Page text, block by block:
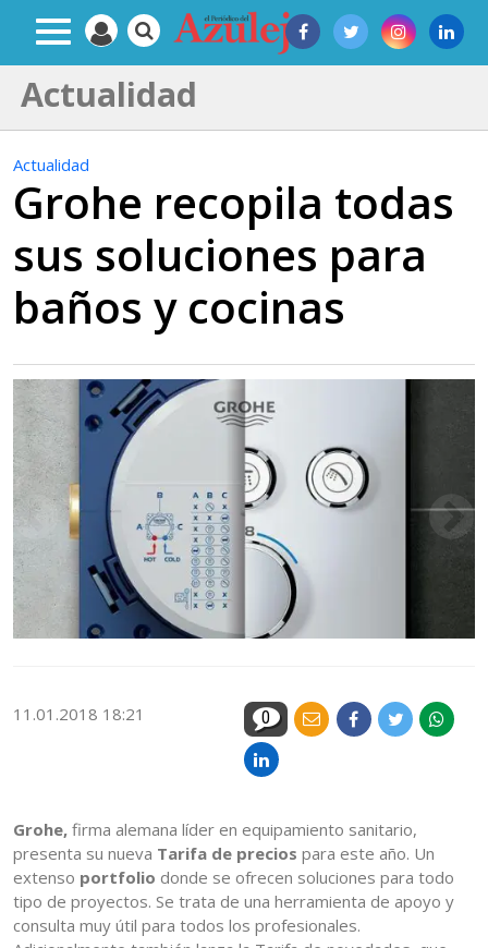
Actualidad
Actualidad
Grohe recopila todas
sus soluciones para
baños y cocinas
11.01.2018 18:21 0
Grohe, firma alemana líder en equipamiento sanitario,
presenta su nueva Tarifa de precios para este año. Un
extenso portfolio donde se ofrecen soluciones para todo
tipo de proyectos. Se trata de una herramienta de apoyo y
consulta muy útil para todos los profesionales.